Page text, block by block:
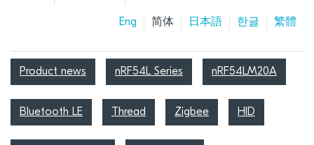
Eng 简体 日本語 한글 繁體
Product news nRF54L Series nRF54LM20A
Bluetooth LE Thread Zigbee HID